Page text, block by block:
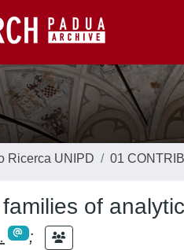
Ricerca UNIPD 01
of
;